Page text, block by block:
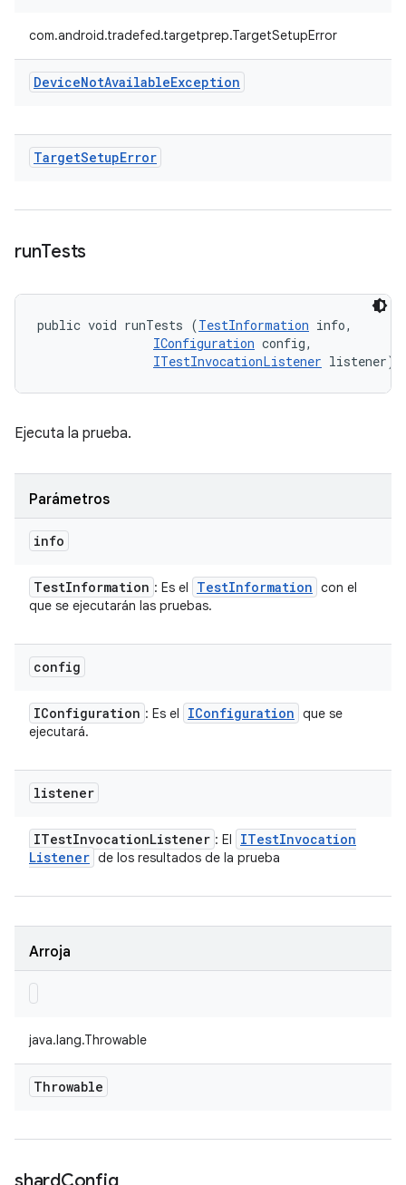
com.android.tradefed.targetprep.TargetSetupError
DeviceNotAvailableException
TargetSetupError
runTests
public void runTests (TestInformation info,
IConfiguration config,
ITestInvocationListener listener)
Ejecuta la prueba.
Parámetros
info
TestInformation : Es el TestInformation con el
que se ejecutarán las pruebas.
config
IConfiguration : Es el IConfiguration que se
ejecutará.
listener
ITestInvocationListener : El ITestInvocation
Listener de los resultados de la prueba
Arroja
java.lang.Throwable
Throwable